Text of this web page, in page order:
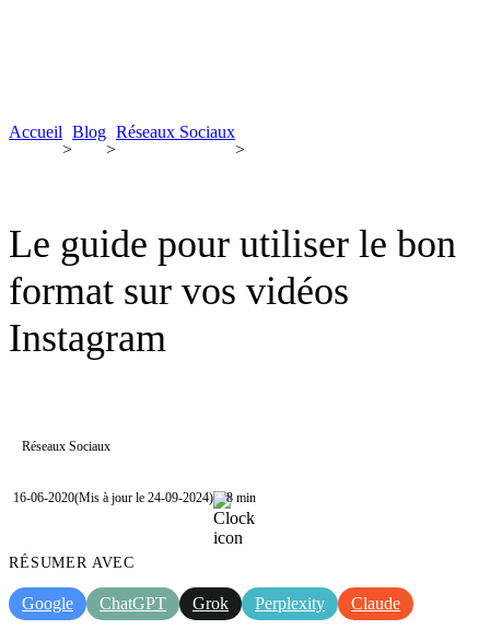
Accueil
>
Blog
>
Réseaux Sociaux
>
Le guide pour utiliser le bon
format sur vos vidéos
Instagram
Réseaux Sociaux
16-06-2020(Mis à jour le 24-09-2024) 8 min
RÉSUMER AVEC
Google ChatGPT Grok Perplexity Claude